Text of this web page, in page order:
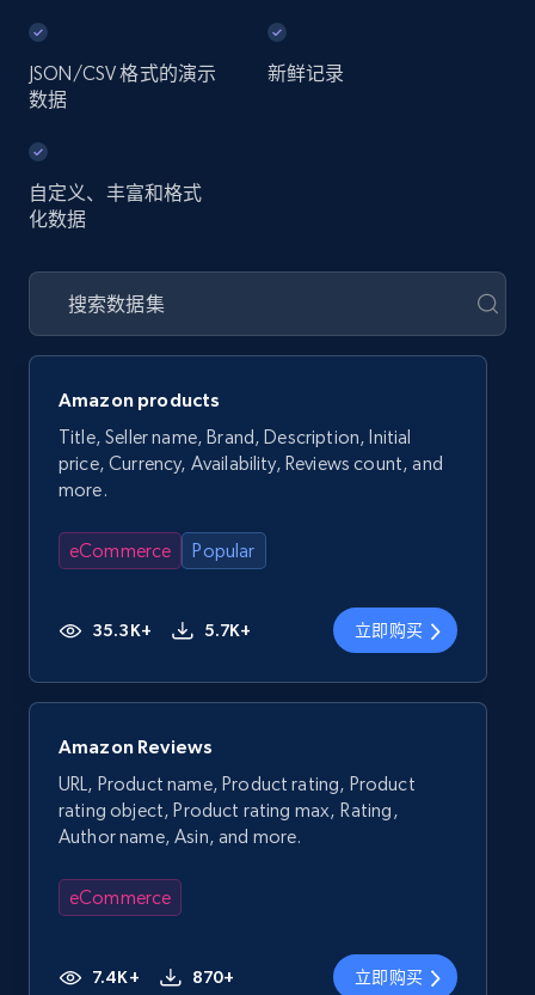
JSON/CSV 格式的演示
数据
新鲜记录
自定义、丰富和格式
化数据
Amazon products
Title, Seller name, Brand, Description, Initial
price, Currency, Availability, Reviews count, and
more.
eCommerce Popular
35.3K+ 5.7K+ 立即购买
Amazon Reviews
URL, Product name, Product rating, Product
rating object, Product rating max, Rating,
Author name, Asin, and more.
eCommerce
7.4K+ 870+ 立即购买